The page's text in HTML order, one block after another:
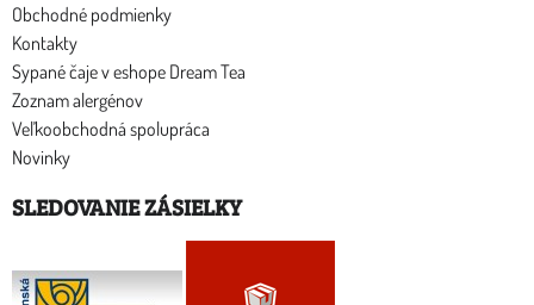
Obchodné podmienky
Kontakty
Sypané čaje v eshope Dream Tea
Zoznam alergénov
Veľkoobchodná spolupráca
Novinky
SLEDOVANIE ZÁSIELKY